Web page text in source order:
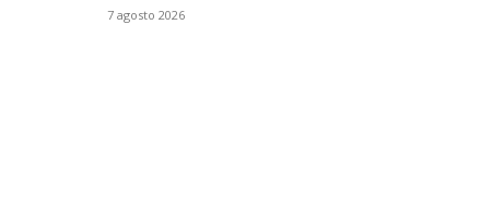
7 agosto 2026